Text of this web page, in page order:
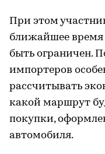
При этом
ближайшее
быть ограничен.
импортеров
рассчитывать
какой маршрут
покупки,
автомобиля.